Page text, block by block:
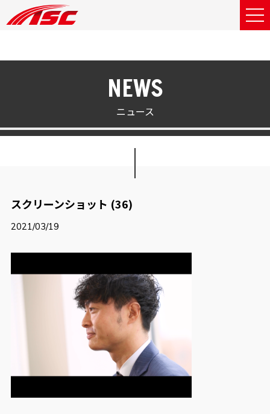
NEWS
ニュース
スクリーンショット (36)
2021/03/19